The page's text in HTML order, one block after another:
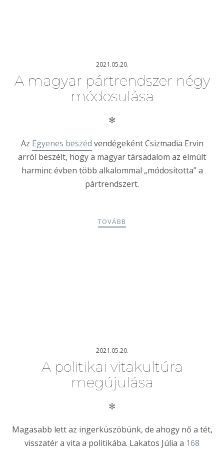
2021.05.20.
A magyar pártrendszer négy
módosulása
✻
Az Egyenes beszéd vendégeként Csizmadia Ervin
arról beszélt, hogy a magyar társadalom az elmúlt
harminc évben több alkalommal „módosította” a
pártrendszert.
TOVÁBB
2021.05.20.
A politikai vitakultúra
megújulása
✻
Magasabb lett az ingerküszöbünk, de ahogy nő a tét,
visszatér a vita a politikába. Lakatos Júlia a 168